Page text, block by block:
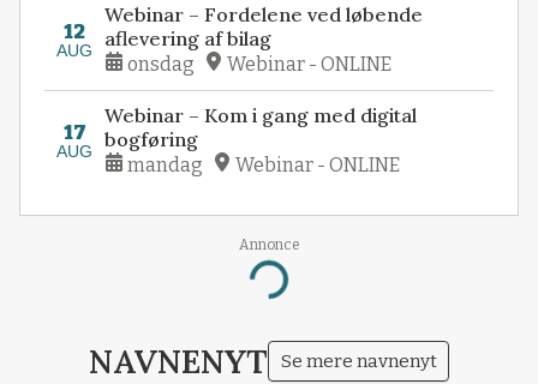
12
AUG
Webinar – Fordelene ved løbende
aflevering af bilag
onsdag Webinar - ONLINE
17
AUG
Webinar – Kom i gang med digital
bogføring
mandag Webinar - ONLINE
Annonce
Loading...
NAVNENYT Se mere navnenyt